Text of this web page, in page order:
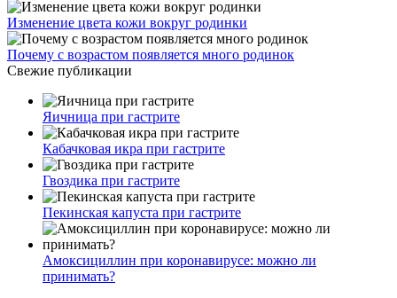
Изменение цвета кожи вокруг родинки
Почему с возрастом появляется много родинок
Свежие публикации
Яичница при гастрите
Кабачковая икра при гастрите
Гвоздика при гастрите
Пекинская капуста при гастрите
Амоксициллин при коронавирусе: можно ли
принимать?